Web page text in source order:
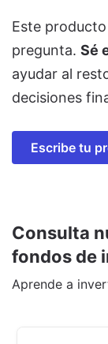
Este
pregunta. Sé
ayudar al
decisiones
Escribe tu
Consulta
fondos de
Aprende a